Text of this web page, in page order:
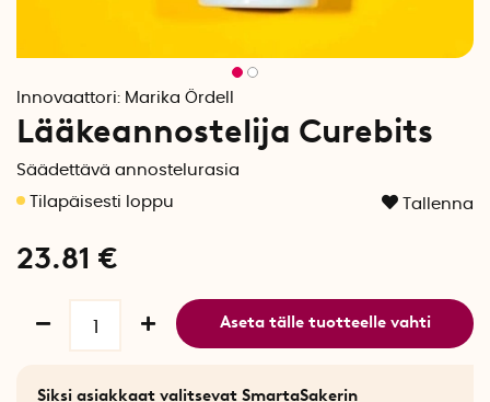
Innovaattori: Marika Ördell
Lääkeannostelija Curebits
Säädettävä annostelurasia
Tallenna
23.81 €
Aseta tälle tuotteelle vahti
Siksi asiakkaat valitsevat SmartaSakerin